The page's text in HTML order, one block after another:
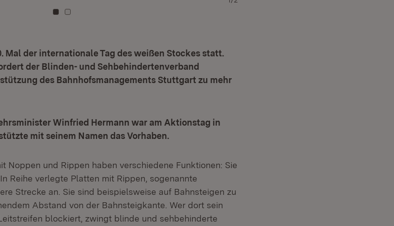
Zu Kachel: 0
Zu Kachel: 1
Mal der internationale Tag des weißen Stockes statt.
der Blinden- und Sehbehindertenverband
des Bahnhofsmanagements Stuttgart zu mehr
Winfried Hermann war am Aktionstag in
mit seinem Namen das Vorhaben.
Noppen und Rippen haben verschiedene Funktionen: Sie
Reihe verlegte Platten mit Rippen, sogenannte
Strecke an. Sie sind beispielsweise auf Bahnsteigen zu
Abstand von der Bahnsteigkante. Wer dort sein
blockiert, zwingt blinde und sehbehinderte